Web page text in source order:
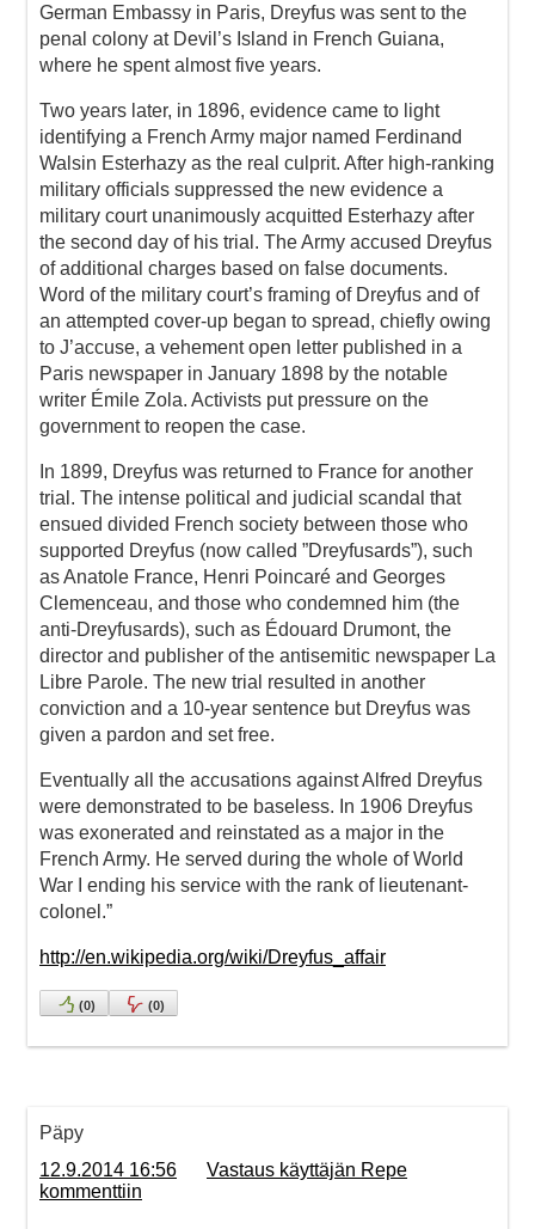
German Embassy in Paris, Dreyfus was sent to the
penal colony at Devil’s Island in French Guiana,
where he spent almost five years.
Two years later, in 1896, evidence came to light
identifying a French Army major named Ferdinand
Walsin Esterhazy as the real culprit. After high-ranking
military officials suppressed the new evidence a
military court unanimously acquitted Esterhazy after
the second day of his trial. The Army accused Dreyfus
of additional charges based on false documents.
Word of the military court’s framing of Dreyfus and of
an attempted cover-up began to spread, chiefly owing
to J’accuse, a vehement open letter published in a
Paris newspaper in January 1898 by the notable
writer Émile Zola. Activists put pressure on the
government to reopen the case.
In 1899, Dreyfus was returned to France for another
trial. The intense political and judicial scandal that
ensued divided French society between those who
supported Dreyfus (now called ”Dreyfusards”), such
as Anatole France, Henri Poincaré and Georges
Clemenceau, and those who condemned him (the
anti-Dreyfusards), such as Édouard Drumont, the
director and publisher of the antisemitic newspaper La
Libre Parole. The new trial resulted in another
conviction and a 10-year sentence but Dreyfus was
given a pardon and set free.
Eventually all the accusations against Alfred Dreyfus
were demonstrated to be baseless. In 1906 Dreyfus
was exonerated and reinstated as a major in the
French Army. He served during the whole of World
War I ending his service with the rank of lieutenant-
colonel.”
http://en.wikipedia.org/wiki/Dreyfus_affair
(0) (0)
Päpy
12.9.2014 16:56
Vastaus käyttäjän Repe
kommenttiin